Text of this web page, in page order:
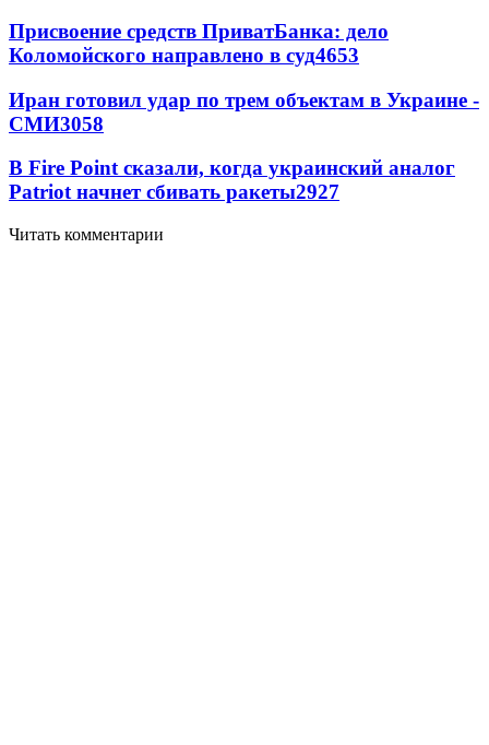
Присвоение средств ПриватБанка: дело
Коломойского направлено в суд4653
Иран готовил удар по трем объектам в Украине -
СМИ3058
В Fire Point сказали, когда украинский аналог
Patriot начнет сбивать ракеты2927
Читать комментарии